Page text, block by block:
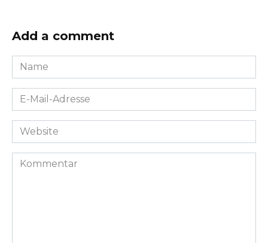
Add a comment
Name
*
E-
Mail-
Adresse
Website
Kommentar